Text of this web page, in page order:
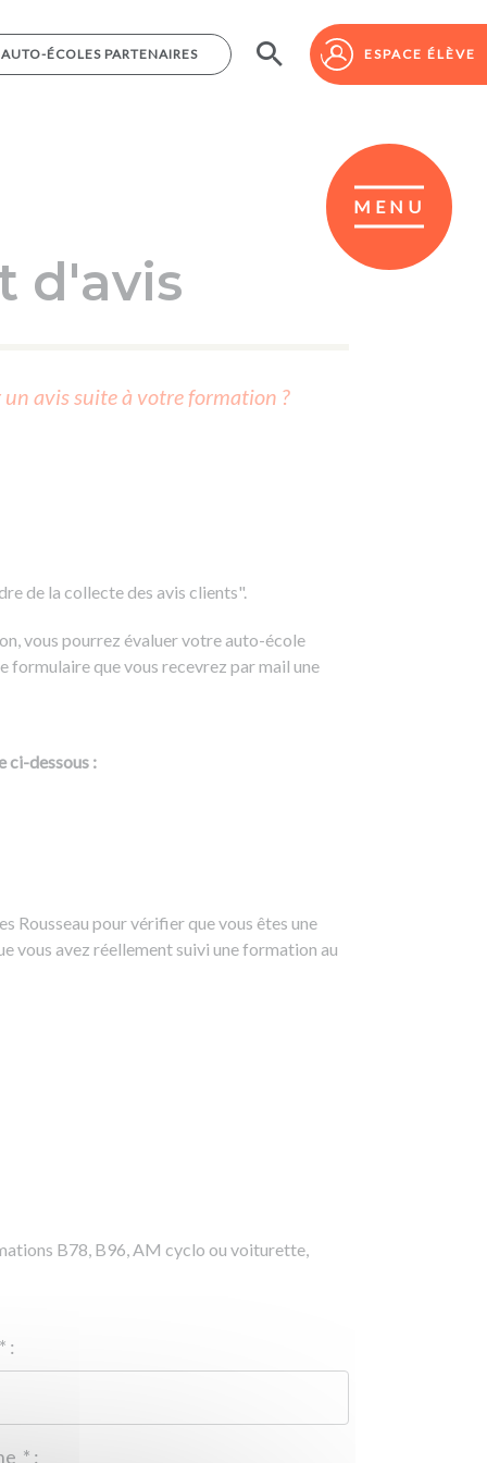
AUTO-ÉCOLES PARTENAIRES ESPACE ÉLÈVE
MENU
AUTO-ÉCOLES PARTENAIRES ESPACE ÉLÈVE
d'avis
avis suite à votre formation ?
de la collecte des avis clients".
vous pourrez évaluer votre auto-école
formulaire que vous recevrez par mail une
ci-dessous :
Rousseau pour vérifier que vous êtes une
vous avez réellement suivi une formation au
B78, B96, AM cyclo ou voiturette,
* :
* :